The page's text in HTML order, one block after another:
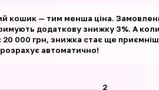
кошик — тим менша ціна.
додаткову знижку 3%. А
000 грн, знижка стає ще
автоматично!
2